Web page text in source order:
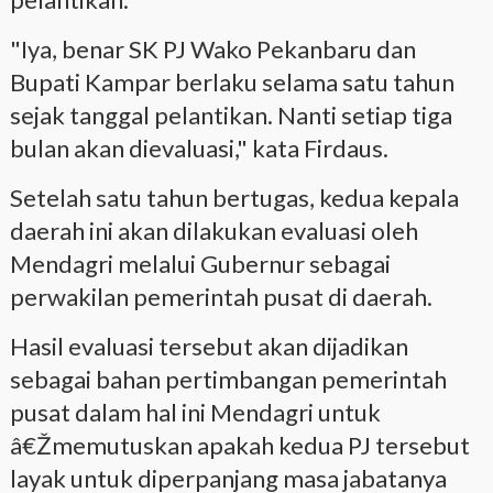
"Iya, benar SK PJ Wako Pekanbaru dan
Bupati Kampar berlaku selama satu tahun
sejak tanggal pelantikan. Nanti setiap tiga
bulan akan dievaluasi," kata Firdaus.
Setelah satu tahun bertugas, kedua kepala
daerah ini akan dilakukan evaluasi oleh
Mendagri melalui Gubernur sebagai
perwakilan pemerintah pusat di daerah.
Hasil evaluasi tersebut akan dijadikan
sebagai bahan pertimbangan pemerintah
pusat dalam hal ini Mendagri untuk
â€Žmemutuskan apakah kedua PJ tersebut
layak untuk diperpanjang masa jabatanya